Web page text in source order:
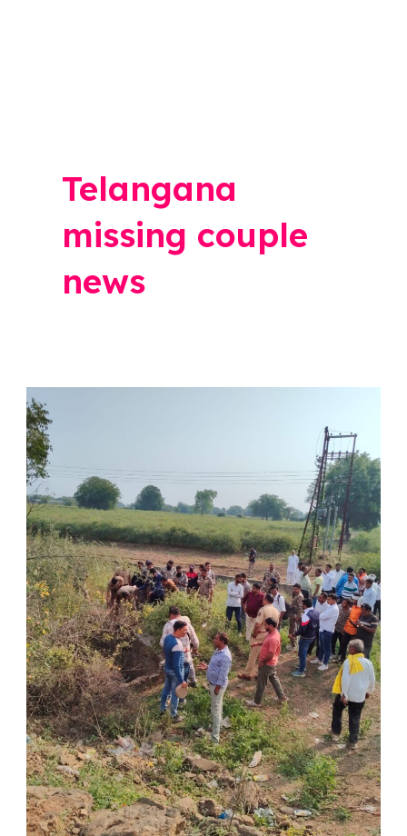
Telangana
missing couple
news
Buldhana
News
:
अखेर
‘त्या’
बेपत्ता
दाम्पत्याची
कार
तिसऱ्या
दिवशी
विहिरीत
आढळली!